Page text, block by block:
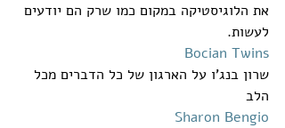
את הלוגיסטיקה במקום כמו שרק הם יודעים
לעשות.
Bocian Twins
שרון בנג'ו על הארגון של כל הדברים מכל
הלב
Sharon Bengio